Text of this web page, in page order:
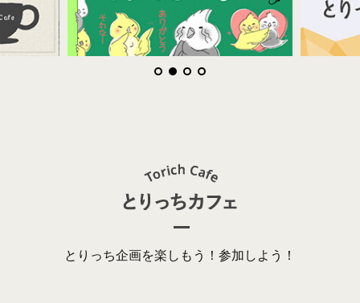
とりっち企画を楽しもう！参加しよう！